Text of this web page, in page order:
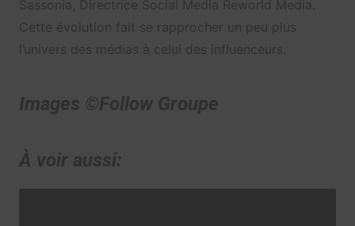
Sassonia, Directrice Social Media Reworld Media.
Cette évolution fait se rapprocher un peu plus
l’univers des médias à celui des influenceurs.
Images ©Follow Groupe
À voir aussi: